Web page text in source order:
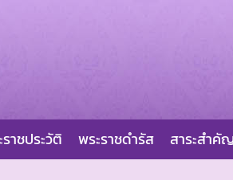
าชประวัติ พระราชดำรัส สาระสำ